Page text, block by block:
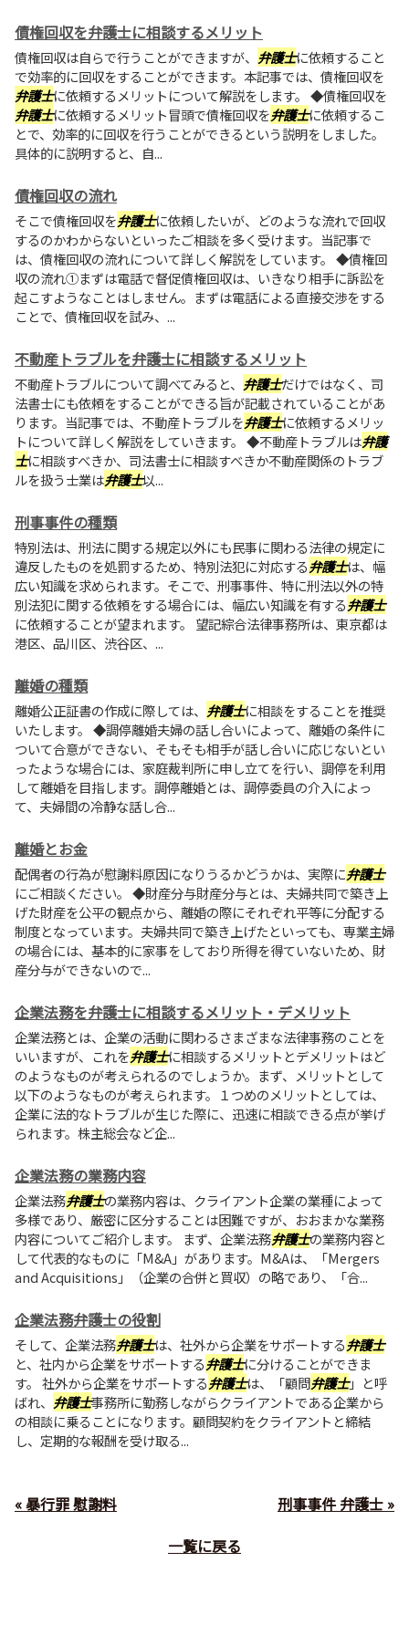
債権回収を弁護士に相談するメリット
債権回収は自らで行うことができますが、 弁護士に依頼すること
で効率的に回収をすることができます。本記事では、債権回収を
弁護士に依頼するメリットについて解説をします。 ◆債権回収を
弁護士に依頼するメリット冒頭で債権回収を弁護士に依頼するこ
とで、効率的に回収を行うことができるという説明をしました。
具体的に説明すると、自...
債権回収の流れ
そこで債権回収を弁護士に依頼したいが、どのような流れで回収
するのかわからないといったご相談を多く受けます。当記事で
は、債権回収の流れについて詳しく解説をしています。 ◆債権回
収の流れ①まずは電話で督促債権回収は、いきなり相手に訴訟を
起こすようなことはしません。まずは電話による直接交渉をする
ことで、債権回収を試み、...
不動産トラブルを弁護士に相談するメリット
不動産トラブルについて調べてみると、 弁護士だけではなく、司
法書士にも依頼をすることができる旨が記載されていることがあ
ります。当記事では、不動産トラブルを弁護士に依頼するメリッ
トについて詳しく解説をしていきます。 ◆不動産トラブルは弁護
士に相談すべきか、司法書士に相談すべきか不動産関係のトラブ
ルを扱う士業は弁護士以...
刑事事件の種類
特別法は、刑法に関する規定以外にも民事に関わる法律の規定に
違反したものを処罰するため、特別法犯に対応する弁護士は、幅
広い知識を求められます。そこで、刑事事件、特に刑法以外の特
別法犯に関する依頼をする場合には、幅広い知識を有する弁護士
に依頼することが望まれます。 望記綜合法律事務所は、東京都は
港区、品川区、渋谷区、...
離婚の種類
離婚公正証書の作成に際しては、 弁護士に相談をすることを推奨
いたします。 ◆調停離婚夫婦の話し合いによって、離婚の条件に
ついて合意ができない、そもそも相手が話し合いに応じないとい
ったような場合には、家庭裁判所に申し立てを行い、調停を利用
して離婚を目指します。調停離婚とは、調停委員の介入によっ
て、夫婦間の冷静な話し合...
離婚とお金
配偶者の行為が慰謝料原因になりうるかどうかは、実際に弁護士
にご相談ください。 ◆財産分与財産分与とは、夫婦共同で築き上
げた財産を公平の観点から、離婚の際にそれぞれ平等に分配する
制度となっています。夫婦共同で築き上げたといっても、専業主婦
の場合には、基本的に家事をしており所得を得ていないため、財
産分与ができないので...
企業法務を弁護士に相談するメリット・デメリット
企業法務とは、企業の活動に関わるさまざまな法律事務のことを
いいますが、これを弁護士に相談するメリットとデメリットはど
のようなものが考えられるのでしょうか。まず、メリットとして
以下のようなものが考えられます。１つめのメリットとしては、
企業に法的なトラブルが生じた際に、迅速に相談できる点が挙げ
られます。株主総会など企...
企業法務の業務内容
企業法務弁護士の業務内容は、クライアント企業の業種によって
多様であり、厳密に区分することは困難ですが、おおまかな業務
内容についてご紹介します。 まず、企業法務弁護士の業務内容と
して代表的なものに「M&A」があります。M&Aは、「Mergers
and Acquisitions」（企業の合併と買収）の略であり、「合...
企業法務弁護士の役割
そして、企業法務弁護士は、社外から企業をサポートする弁護士
と、社内から企業をサポートする弁護士に分けることができま
す。 社外から企業をサポートする弁護士は、「顧問弁護士」と呼
ばれ、 弁護士事務所に勤務しながらクライアントである企業から
の相談に乗ることになります。顧問契約をクライアントと締結
し、定期的な報酬を受け取る...
« 暴行罪 慰謝料
刑事事件 弁護士 »
一覧に戻る